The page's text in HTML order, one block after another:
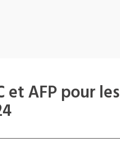
et AFP pour les